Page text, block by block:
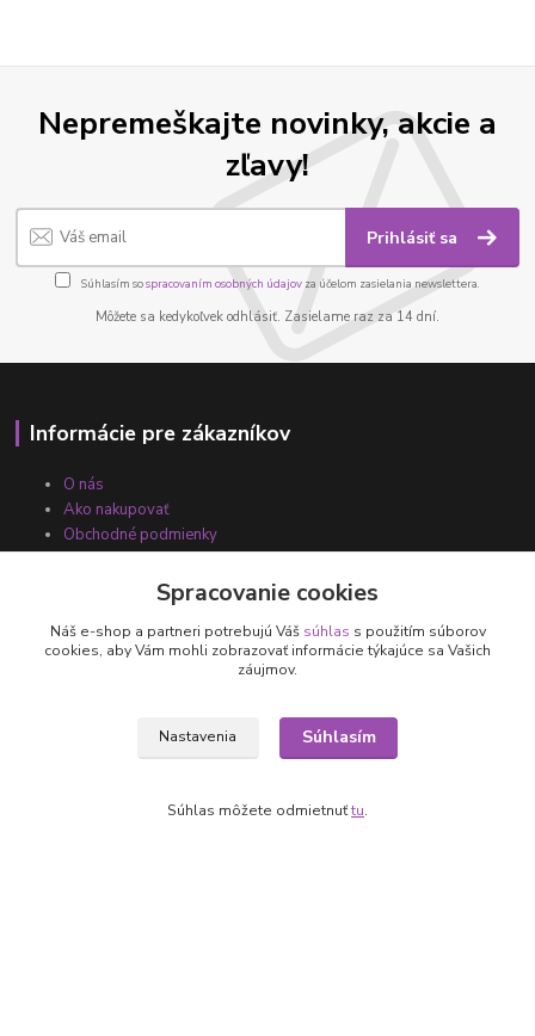
Nepremeškajte novinky, akcie a
zľavy!
Prihlásiť sa
Súhlasím sospracovaním osobných údajov za účelom zasielania newslettera.
Môžete sa kedykoľvek odhlásiť. Zasielame raz za 14 dní.
Informácie pre zákazníkov
O nás
Ako nakupovať
Obchodné podmienky
Fotogaléria
Spracovanie cookies
Náš e-shop a partneri potrebujú Váš súhlas s použitím súborov
cookies, aby Vám mohli zobrazovať informácie týkajúce sa Vašich
záujmov.
Nastavenia Súhlasím
Súhlas môžete odmietnuťtu.